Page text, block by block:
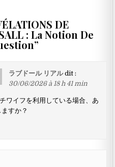
DE
: La Notion De
”
ラブドール リアル dit :
30/06/2026 à 18 h 41 min
ワイフを利用している場合、あ
すか？